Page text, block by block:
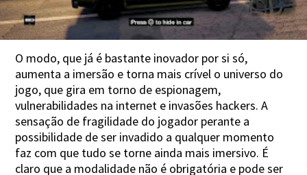
O modo, que já é bastante inovador por si só,
aumenta a imersão e torna mais crível o universo do
jogo, que gira em torno de espionagem,
vulnerabilidades na internet e invasões hackers. A
sensação de fragilidade do jogador perante a
possibilidade de ser invadido a qualquer momento
faz com que tudo se torne ainda mais imersivo. É
claro que a modalidade não é obrigatória e pode ser